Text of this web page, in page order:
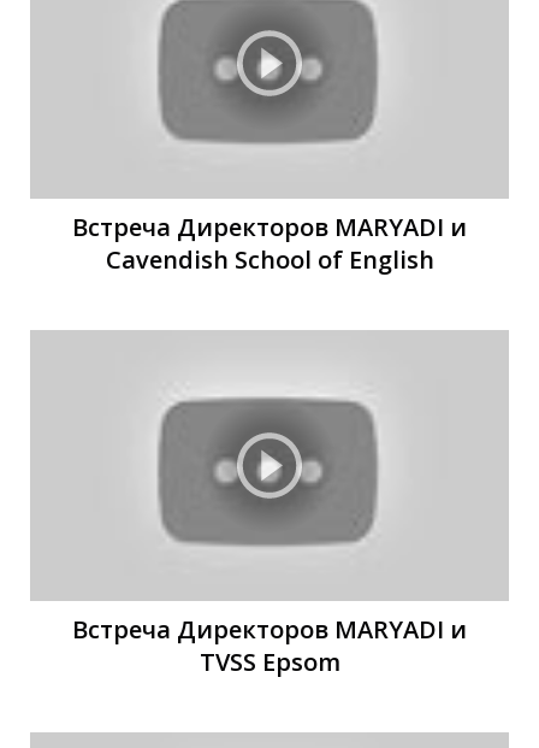
О
О
Встреча Директоров MARYADI и
Cavendish School of English
Встреча Директоров MARYADI и
TVSS Epsom